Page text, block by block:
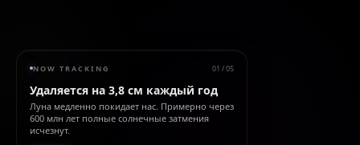
NOW TRACKING 01 /05
Удаляется на 3,8 см каждый год
Луна медленно покидает нас. Примерно через
600 млн лет полные солнечные затмения
исчезнут.